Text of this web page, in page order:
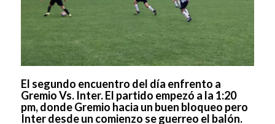
El segundo encuentro del día enfrento a
Gremio Vs. Inter. El partido empezó a la 1:20
pm, donde Gremio hacia un buen bloqueo pero
Inter desde un comienzo se guerreo el balón.